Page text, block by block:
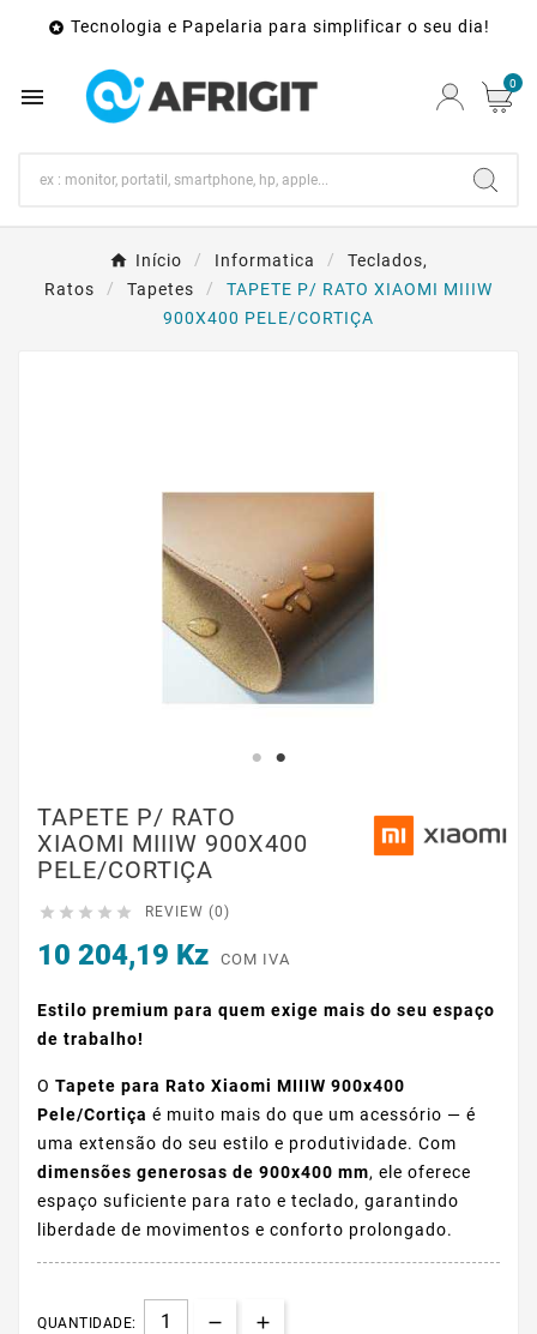
 Tecnologia e Papelaria para simplificar o seu dia!
 0
Início Informatica
Teclados,
Ratos
Tapetes
TAPETE P/ RATO XIAOMI MIIIW
900X400 PELE/CORTIÇA
TAPETE P/ RATO
XIAOMI MIIIW 900X400
PELE/CORTIÇA
     REVIEW (0)
10 204,19 Kz COM IVA
Estilo premium para quem exige mais do seu espaço
de trabalho!
O Tapete para Rato Xiaomi MIIIW 900x400
Pele/Cortiça é muito mais do que um acessório — é
uma extensão do seu estilo e produtividade. Com
dimensões generosas de 900x400 mm, ele oferece
espaço suficiente para rato e teclado, garantindo
liberdade de movimentos e conforto prolongado.
QUANTIDADE: